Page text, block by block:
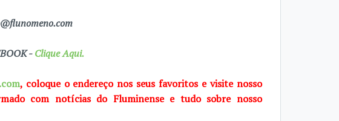
-Clique Aqui.
, coloque o endereço nos seus favoritos e visite nosso
com notícias do Fluminense e tudo sobre nosso